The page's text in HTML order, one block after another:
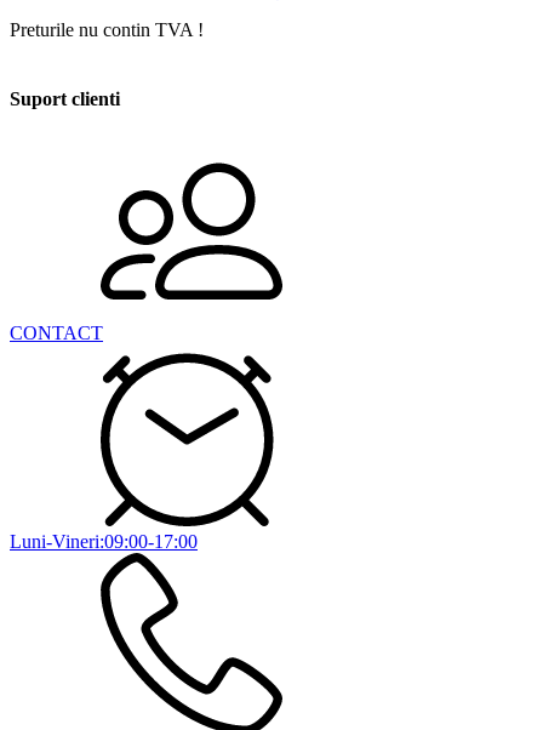
Preturile nu contin TVA !
Suport clienti
CONTACT
Luni-Vineri:09:00-17:00